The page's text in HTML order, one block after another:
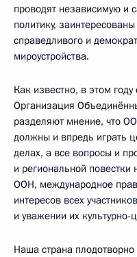
проводят независимую и
политику,
справедливого и
мироустройства.
Как известно, в этом
Организация
разделяют мнение, что
должны и впредь играть
делах, а все вопросы и
и региональной повестки
ООН, международное
интересов всех
и уважении их
Наша страна